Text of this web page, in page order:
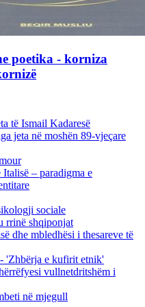
poetika - korniza
të Ismail Kadaresë
jeta në moshën 89-vjeçare
– paradigma e
sociale
rrinë shqiponjat
dhe mbledhësi i thesareve të
'Zhbërja e kufirit etnik'
vullnetdritshëm i
në mjegull